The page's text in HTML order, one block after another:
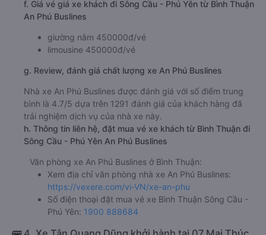
e. Các điểm trả khách của nhà xe An Phú Buslines
f. Giá vé giá xe khách đi Sông Cầu - Phú Yên từ Bình Thuận
limousine 450000đ/vé
g. Review, đánh giá chất lượng xe An Phú Buslines
Nhà xe An Phú Buslines được đánh giá với số điểm trung
bình là 4.7/5 dựa trên 1291 đánh giá của khách hàng đã
trải nghiệm dịch vụ của nhà xe này.
h. Thông tin liên hệ, đặt mua vé xe khách từ Bình Thuận đi
Sông Cầu - Phú Yên An Phú Buslines
Văn phòng xe An Phú Buslines ở Bình Thuận:
Xem địa chỉ văn phòng nhà xe An Phú Buslines:
https://vexere.com/vi-VN/xe-an-phu